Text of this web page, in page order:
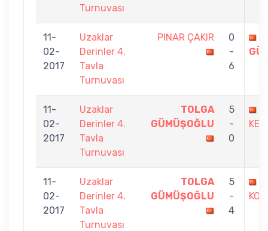
Turnuvası
11-
02-
2017
Uzaklar
Derinler 4.
Tavla
Turnuvası
PINAR ÇAKIR
0
-
6
11-
02-
2017
Uzaklar
Derinler 4.
Tavla
Turnuvası
TOLGA
GÜMÜŞOĞLU
5
-
0
11-
02-
2017
Uzaklar
Derinler 4.
Tavla
Turnuvası
TOLGA
GÜMÜŞOĞLU
5
-
4